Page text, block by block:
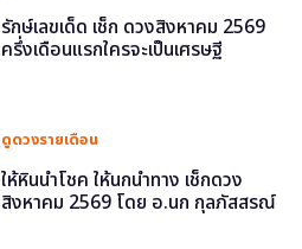
รักษ์เลขเด็ด เช็ก ดวงสิงหาคม 2569
ครึ่งเดือนแรกใครจะเป็นเศรษฐี
ดูดวงรายเดือน
ให้หินนำโชค ให้นกนำทาง เช็กดวง
สิงหาคม 2569 โดย อ.นก กุลภัสสรณ์